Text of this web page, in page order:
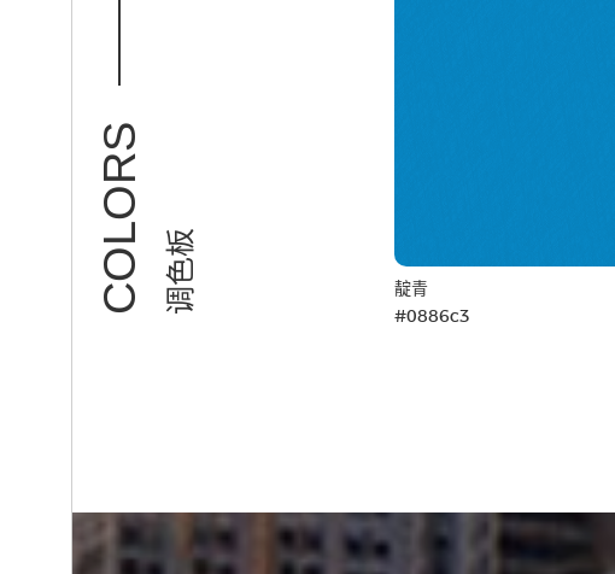
COLORS 调色板
靛青
#0886c3